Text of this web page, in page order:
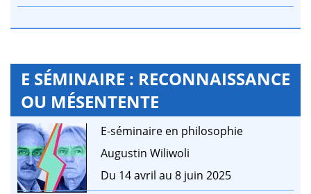
E SÉMINAIRE : RECONNAISSANCE
OU MÉSENTENTE
E-séminaire en philosophie
Augustin Wiliwoli
Du 14 avril au 8 juin 2025